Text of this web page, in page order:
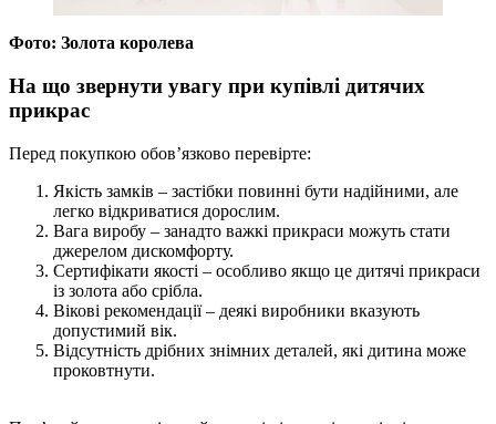
Фото: Золота королева
На що звернути увагу при купівлі дитячих
прикрас
Перед покупкою обов’язково перевірте:
Якість замків – застібки повинні бути надійними, але
легко відкриватися дорослим.
Вага виробу – занадто важкі прикраси можуть стати
джерелом дискомфорту.
Сертифікати якості – особливо якщо це дитячі прикраси
із золота або срібла.
Вікові рекомендації – деякі виробники вказують
допустимий вік.
Відсутність дрібних знімних деталей, які дитина може
проковтнути.